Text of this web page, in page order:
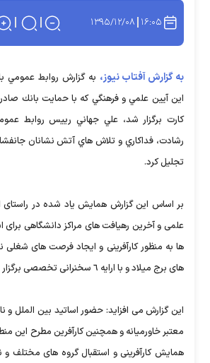
۱۶:۰۵ ۱۳۹۵/۱۲/۰۸
به گزارش آفتاب نیوز، به گزارش روابط عمومي
اين آيين علمي و فرهنگي كه با حمايت بانك
کارت برگزار شد، علي جهاني رييس روابط
رشادت، فداكاري و تلاش هاي آتش نشانان
تجليل كرد.
بر اساس اين گزارش همایش ياد شده در راستای
علمی و آخرین رهیافت های مراکز دانشگاهی برای
ها به منظور کارآفرینی و ایجاد فرصت های
های برج میلاد و با ارایه ٦ سخنرانی تخصصی برگزار شد.
این گزارش می افزاید: حضور اساتید بین الملل و
معتبر خاورمیانه و همچنین کارآفرین مطرح این
همایش کارآفرینی و استقبال گروه های مختلف